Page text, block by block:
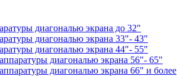
диагональю экрана до 32"
диагональю экрана 33"- 43"
диагональю экрана 44"- 55"
диагональю экрана 56"- 65"
диагональю экрана 66" и более